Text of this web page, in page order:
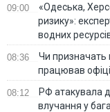
09:00
«Одеська,
ризику»:
водних
08:36
Чи призначать
працював
08:12
РФ атакувала
влучання у